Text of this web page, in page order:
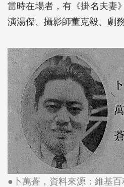
當時在場者，有《掛名夫妻
演湯傑、攝影師董克毅、劇
●卜萬蒼，資料來源： 維基百